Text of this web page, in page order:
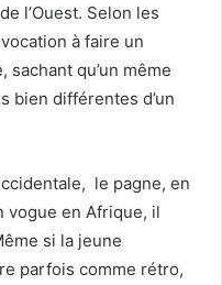
l’Ouest. Selon les
à faire un
qu’un même
bien différentes d’un
le pagne, en
vogue en Afrique, il
si la jeune
parfois comme rétro,